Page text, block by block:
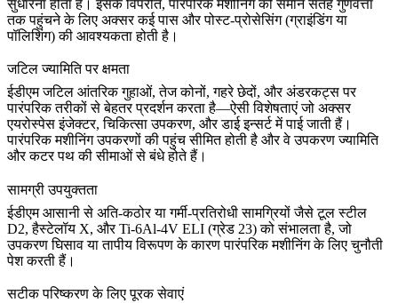
सुधारना होता है। इसके विपरीत, पारंपरिक मशीनिंग को समान सतह गुणवत्ता
तक पहुंचने के लिए अक्सर कई पास और पोस्ट-प्रोसेसिंग (ग्राइंडिंग या
पॉलिशिंग) की आवश्यकता होती है।
जटिल ज्यामिति पर क्षमता
ईडीएम जटिल आंतरिक गुहाओं, तेज कोनों, गहरे छेदों, और अंडरकट्स पर
पारंपरिक तरीकों से बेहतर प्रदर्शन करता है—ऐसी विशेषताएं जो अक्सर
एयरोस्पेस इंजेक्टर, चिकित्सा उपकरण, और डाई इन्सर्ट में पाई जाती हैं।
पारंपरिक मशीनिंग उपकरणों की पहुंच सीमित होती है और वे उपकरण ज्यामिति
और कटर पथ की सीमाओं से बंधे होते हैं।
सामग्री उपयुक्तता
ईडीएम आसानी से अति-कठोर या गर्मी-प्रतिरोधी सामग्रियों जैसेटूल स्टील
D2,हैस्टेलॉय X, औरTi-6Al-4V ELI (ग्रेड 23)को संभालता है, जो
उपकरण घिसाव या तापीय विरूपण के कारण पारंपरिक मशीनिंग के लिए चुनौती
पेश करती हैं।
सटीक परिष्करण के लिए पूरक सेवाएं